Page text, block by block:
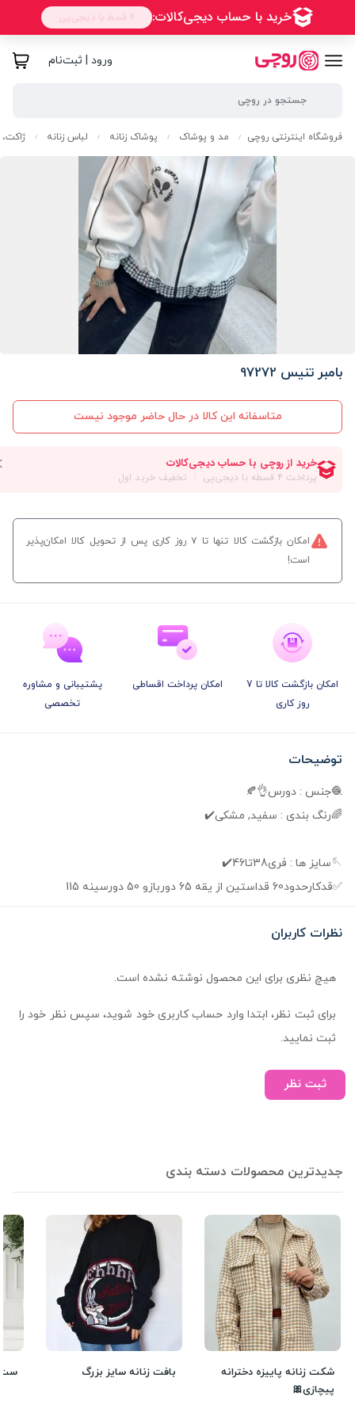
ورود | ثبت‌نام
فروشگاه اینترنتی روچی / مد و پوشاک / پوشاک زنانه / لباس زنانه / ژاکت،
بامبر تنیس 97272
متاسفانه این کالا در حال حاضر موجود نیست
امکان بازگشت کالا تنها تا ۷ روز کاری پس از تحویل کالا امکان‌پذیر
است!
امکان بازگشت کالا تا 7
روز کاری
امکان پرداخت اقساطی
پشتیبانی و مشاوره
تخصصی
توضیحات
🧶جنس : دورس👌🍂
🌈رنگ بندی : سفید, مشکی✔️
🪡سایز ها : فری38تا46✔️
✅️قدکارحدود60 قداستین از یقه 65 دوربازو 50 دورسینه 115
نظرات کاربران
هیچ نظری برای این محصول نوشته نشده است.
برای ثبت نظر، ابتدا وارد حساب کاربری خود شوید، سپس نظر خود را
ثبت نمایید.
ثبت نظر
جدیدترین محصولات دسته بندی
شکت زنانه پاییزه دخترانه
پیچازی🎀
بافت زنانه سایز بزرگ ست